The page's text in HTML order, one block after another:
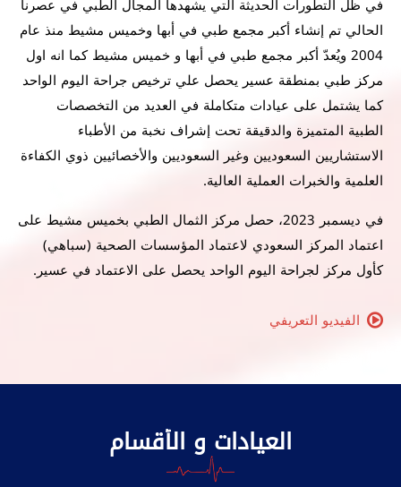
في ظل التطورات الحديثة التي يشهدها المجال الطبي في عصرنا
الحالي تم إنشاء أكبر مجمع طبي في أبها وخميس مشيط منذ عام
2004 ويُعدّ أكبر مجمع طبي في أبها و خميس مشيط كما انه اول
مركز طبي بمنطقة عسير يحصل علي ترخيص جراحة اليوم الواحد
كما يشتمل على عيادات متكاملة في العديد من التخصصات
الطبية المتميزة والدقيقة تحت إشراف نخبة من الأطباء
الاستشاريين السعوديين وغير السعوديين والأخصائيين ذوي الكفاءة
العلمية والخبرات العملية العالية.
في ديسمبر 2023، حصل مركز الثمال الطبي بخميس مشيط على
اعتماد المركز السعودي لاعتماد المؤسسات الصحية (سباهي)
كأول مركز لجراحة اليوم الواحد يحصل على الاعتماد في عسير.
الفيديو التعريفي
العيادات و الأقسام